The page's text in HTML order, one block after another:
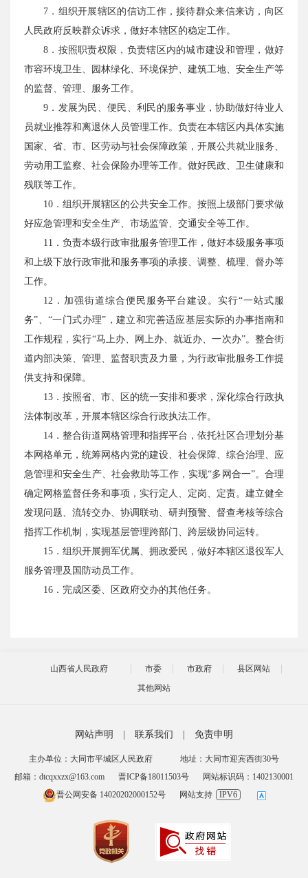
7．组织开展辖区的信访工作，接待群众来信来访，向区
人民政府反映群众诉求，做好本辖区的稳定工作。
8．按照职责权限，负责辖区内的城市建设和管理，做好
市容环境卫生、园林绿化、环境保护、建筑工地、安全生产等
的监督、管理、服务工作。
9．发展为民、便民、利民的服务事业，协助做好待业人
员就业推荐和离退休人员管理工作。负责在本辖区内具体实施
国家、省、市、区劳动与社会保障政策，开展公共就业服务、
劳动用工监察、社会保险办理等工作。做好民政、卫生健康和
残联等工作。
10．组织开展辖区的公共安全工作。按照上级部门要求做
好应急管理和安全生产、市场监管、交通安全等工作。
11．负责本级行政审批服务管理工作，做好本级服务事项
和上级下放行政审批和服务事项的承接、调整、梳理、督办等
工作。
12．加强街道综合便民服务平台建设。实行“一站式服
务”、“一门式办理”，建立和完善适应基层实际的办事指南和
工作规程，实行“马上办、网上办、就近办、一次办”。整合街
道内部决策、管理、监督职责及力量，为行政审批服务工作提
供支持和保障。
13．按照省、市、区的统一安排和要求，深化综合行政执
法体制改革，开展本辖区综合行政执法工作。
14．整合街道网格管理和指挥平台，依托社区合理划分基
本网格单元，统筹网格内党的建设、社会保障、综合治理、应
急管理和安全生产、社会救助等工作，实现“多网合一”。合理
确定网格监督任务和事项，实行定人、定岗、定责。建立健全
发现问题、流转交办、协调联动、研判预警、督查考核等综合
指挥工作机制，实现基层管理跨部门、跨层级协同运转。
15．组织开展拥军优属、拥政爱民，做好本辖区退役军人
服务管理及国防动员工作。
16．完成区委、区政府交办的其他任务。
山西省人民政府 市委 市政府
县区网站
其他网站
网站声明 联系我们 免责申明
主办单位：大同市平城区人民政府
地址：大同市迎宾西街30号
邮箱：dtcqxxzx@163.com
晋ICP备18011503号
网站标识码：1402130001
晋公网安备 14020202000152号
网站支持 IPV6